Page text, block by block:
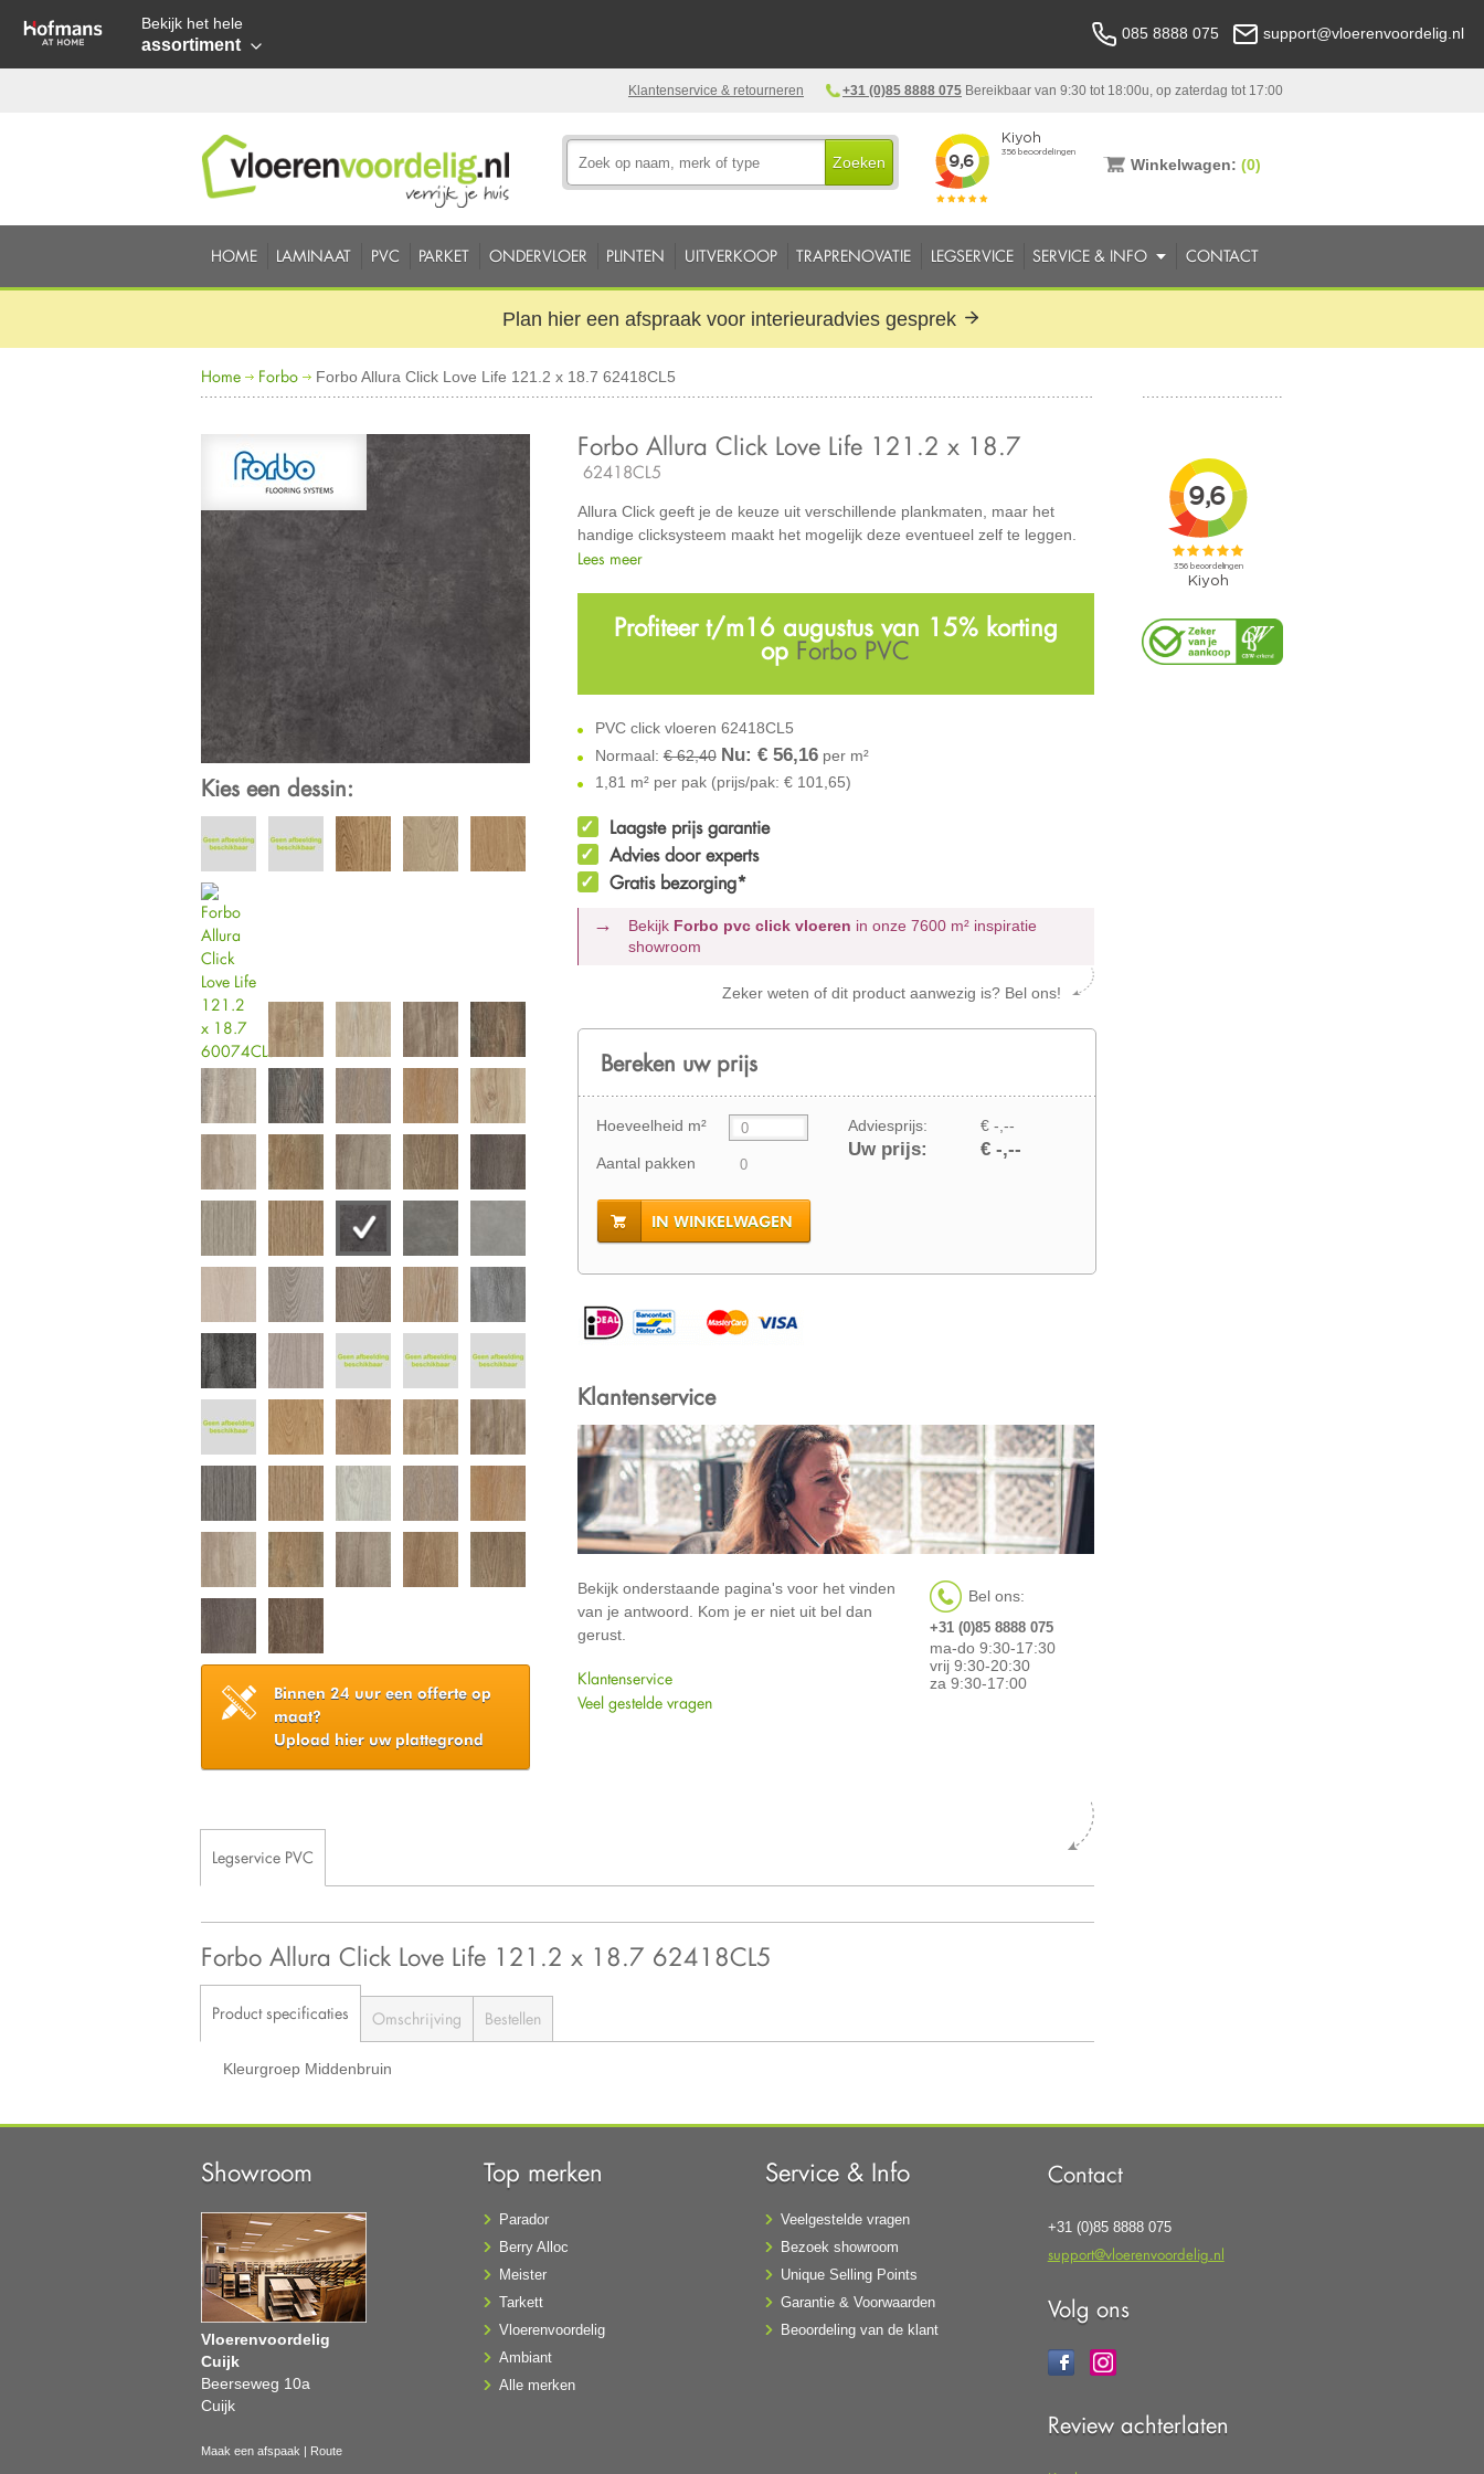
Bekijk het hele
assortiment
085 8888 075 support@vloerenvoordelig.nl
+31 (0)85 8888 075 Bereikbaar van 9:30 tot 18:00u, op zaterdag tot 17:00
Klantenservice & retourneren
Zoeken Winkelwagen: (0)
HOME LAMINAAT PVC PARKET ONDERVLOER PLINTEN UITVERKOOP TRAPRENOVATIE LEGSERVICE SERVICE & INFO CONTACT
Plan hier een afspraak voor interieuradvies gesprek
Home Forbo Forbo Allura Click Love Life 121.2 x 18.7 62418CL5
Kies een dessin:
Binnen 24 uur een offerte op
maat?
Upload hier uw plattegrond
Forbo Allura Click Love Life 121.2 x 18.7
62418CL5
Allura Click geeft je de keuze uit verschillende plankmaten, maar het
handige clicksysteem maakt het mogelijk deze eventueel zelf te leggen.
Lees meer
Profiteer t/m16 augustus van 15% korting
op Forbo PVC
PVC click vloeren 62418CL5
Normaal:€ 62,40 Nu: € 56,16per m²
1,81 m² per pak (prijs/pak: € 101,65)
Laagste prijs garantie
Advies door experts
Gratis bezorging*
Bekijk Forbo pvc click vloeren in onze 7600 m² inspiratie
showroom
Zeker weten of dit product aanwezig is? Bel ons!
Bereken uw prijs
Hoeveelheid m²
Aantal pakken
Adviesprijs: € -,--
Uw prijs: € -,--
IN WINKELWAGEN
Klantenservice
Bekijk onderstaande pagina's voor het vinden
van je antwoord. Kom je er niet uit bel dan
gerust.
Klantenservice
Veel gestelde vragen
Bel ons:
+31 (0)85 8888 075
ma-do 9:30-17:30
vrij 9:30-20:30
za 9:30-17:00
Legservice PVC
Forbo Allura Click Love Life 121.2 x 18.7 62418CL5
Product specificaties Omschrijving Bestellen
Kleurgroep Middenbruin
Showroom
Vloerenvoordelig
Cuijk
Beerseweg 10a
Cuijk
Maak een afspaak Route
Top merken
Parador
Berry Alloc
Meister
Tarkett
Vloerenvoordelig
Ambiant
Alle merken
Service & Info
Veelgestelde vragen
Bezoek showroom
Unique Selling Points
Garantie & Voorwaarden
Beoordeling van de klant
Contact
+31 (0)85 8888 075
support@vloerenvoordelig.nl
Volg ons
Review achterlaten